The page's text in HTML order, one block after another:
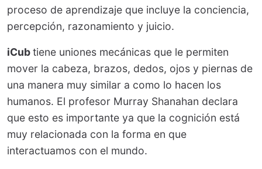
proceso de aprendizaje que incluye la conciencia,
percepción, razonamiento y juicio.
iCubtiene uniones mecánicas que le permiten
mover la cabeza, brazos, dedos, ojos y piernas de
una manera muy similar a como lo hacen los
humanos. El profesor Murray Shanahan declara
que esto es importante ya que la cognición está
muy relacionada con la forma en que
interactuamos con el mundo.